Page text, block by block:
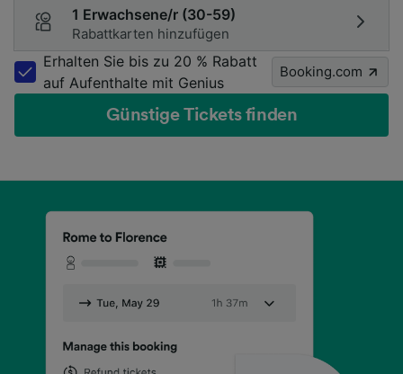
1 Erwachsene/r (30-59)
Rabattkarten hinzufügen
Erhalten Sie bis zu 20 % Rabatt
auf Aufenthalte mit Genius
Booking.com
Günstige Tickets finden